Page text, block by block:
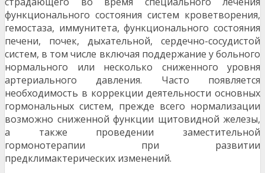
функционального состояния систем кроветворения,
гемостаза, иммунитета, функционального состояния
печени, почек, дыхательной, сердечно-сосудистой
систем, в том числе включая поддержание у больного
нормального или несколько сниженного уровня
артериального давления. Часто появляется
необходимость в коррекции деятельности основных
гормональных систем, прежде всего нормализации
возможно сниженной функции щитовидной железы,
а также проведении заместительной
гормонотерапии при развитии
предклимактерических изменений.